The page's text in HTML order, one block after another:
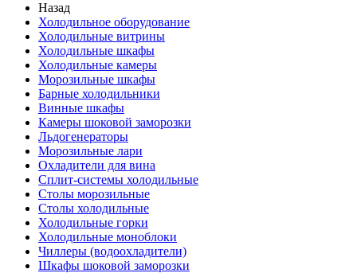
Назад
Холодильное оборудование
Холодильные витрины
Холодильные шкафы
Холодильные камеры
Морозильные шкафы
Барные холодильники
Винные шкафы
Камеры шоковой заморозки
Льдогенераторы
Морозильные лари
Охладители для вина
Сплит-системы холодильные
Столы морозильные
Столы холодильные
Холодильные горки
Холодильные моноблоки
Чиллеры (водоохладители)
Шкафы шоковой заморозки